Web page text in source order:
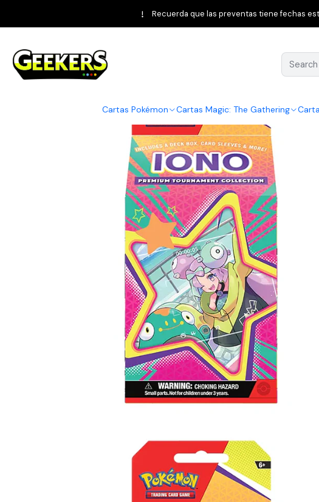
Cartas Pokémon Cartas Magic: The Gathering
Recuerda que las preventas tiene fechas
Home Pokémon TCG Otros Pokémon